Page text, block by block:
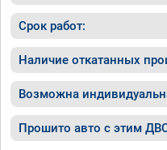
Срок работ:
Наличие откатанных
Возможна
Прошито авто с этим